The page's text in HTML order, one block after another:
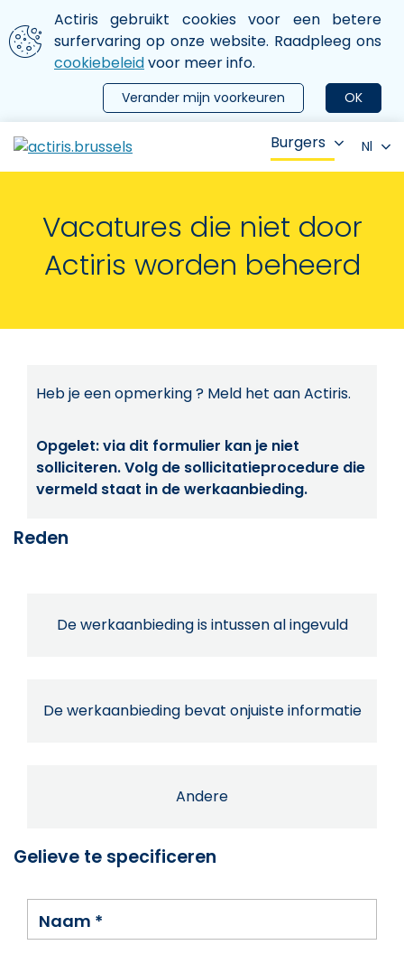
Aller au contenu principal
We gebruiken cookies
Actiris gebruikt cookies voor een betere
surfervaring op onze website. Raadpleeg ons
cookiebeleidvoor meer info.
OK
Verander mijn voorkeuren
le menu
Burgers Nl
Vacatures die niet door
Actiris worden beheerd
Heb je een opmerking ? Meld het aan Actiris.
Opgelet: via dit formulier kan je niet
solliciteren. Volg de sollicitatieprocedure die
vermeld staat in de werkaanbieding.
Reden
De werkaanbieding is intussen al ingevuld
De werkaanbieding bevat onjuiste informatie
Andere
Gelieve te specificeren
Naam *